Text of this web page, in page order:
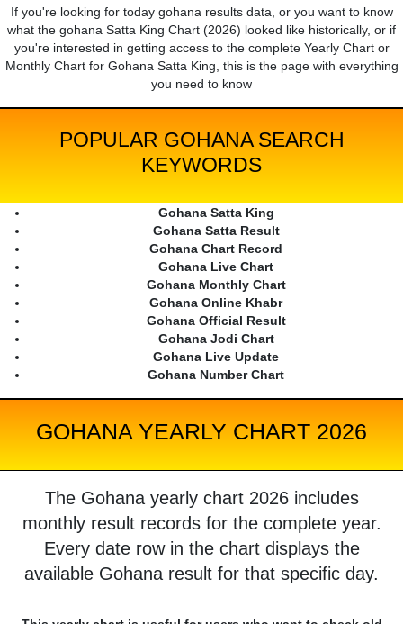
If you're looking for today gohana results data, or you want to know
what the gohana Satta King Chart (2026) looked like historically, or if
you're interested in getting access to the complete Yearly Chart or
Monthly Chart for Gohana Satta King, this is the page with everything
you need to know
POPULAR GOHANA SEARCH
KEYWORDS
Gohana Satta King
Gohana Satta Result
Gohana Chart Record
Gohana Live Chart
Gohana Monthly Chart
Gohana Online Khabr
Gohana Official Result
Gohana Jodi Chart
Gohana Live Update
Gohana Number Chart
GOHANA YEARLY CHART 2026
The Gohana yearly chart 2026 includes
monthly result records for the complete year.
Every date row in the chart displays the
available Gohana result for that specific day.